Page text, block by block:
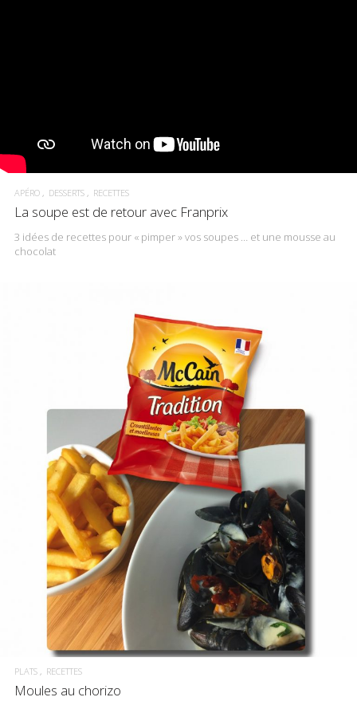
APÉRO DESSERTS RECETTES
La soupe est de retour avec Franprix
3 idées de recettes pour « pimper » vos soupes … et une mousse au
chocolat
PLATS RECETTES
Moules au chorizo